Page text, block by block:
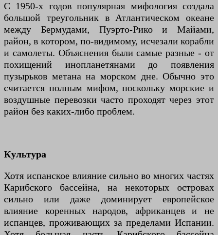
С 1950-х годов популярная мифология создала
большой треугольник в Атлантическом океане
между Бермудами, Пуэрто-Рико и Майами,
район, в котором, по-видимому, исчезали корабли
и самолеты. Объяснения были самые разные - от
похищений инопланетянами до появления
пузырьков метана на морском дне. Обычно это
считается полным мифом, поскольку морские и
воздушные перевозки часто проходят через этот
район без каких-либо проблем.
Культура
Хотя испанское влияние сильно во многих частях
Карибского бассейна, на некоторых островах
сильно или даже доминирует европейское
влияние коренных народов, африканцев и не
испанцев, проживающих за пределами Испании.